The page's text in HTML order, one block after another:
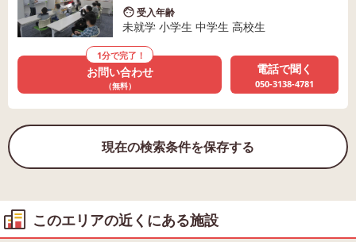
受入年齢
未就学 小学生 中学生 高校生
1分で完了！
お問い合わせ
（無料）
電話で聞く
050-3138-4781
現在の検索条件を保存する
このエリアの近くにある施設